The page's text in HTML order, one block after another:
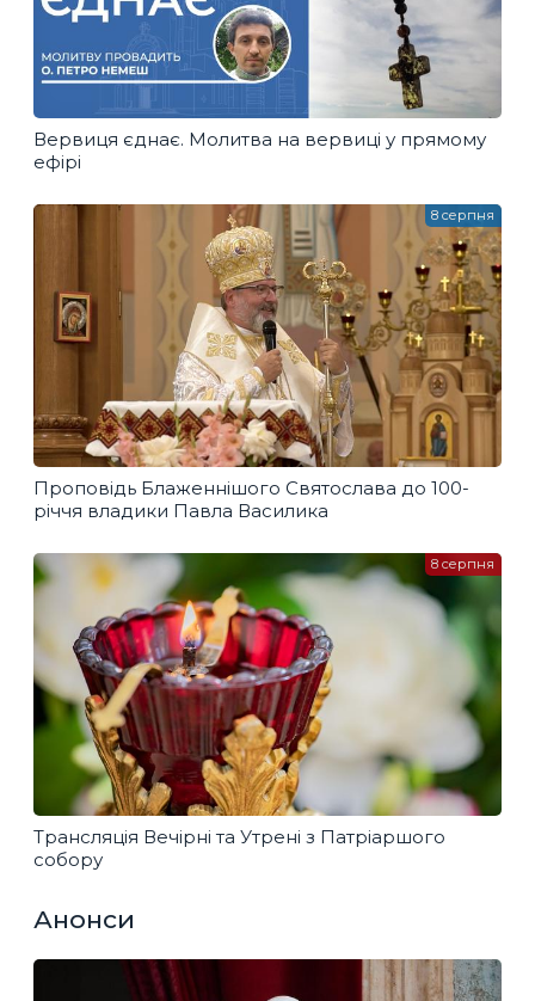
Вервиця єднає. Молитва на вервиці у прямому
ефірі
Проповідь Блаженнішого Святослава до 100-
річчя владики Павла Василика
8 серпня
Трансляція Вечірні та Утрені з Патріаршого
собору
8 серпня
Анонси